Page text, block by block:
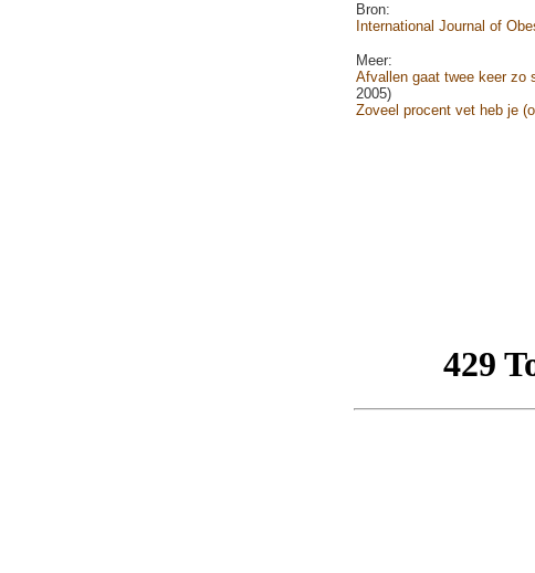
Bron:
International Journal of
Meer:
Afvallen gaat twee keer zo
2005)
Zoveel procent vet heb je